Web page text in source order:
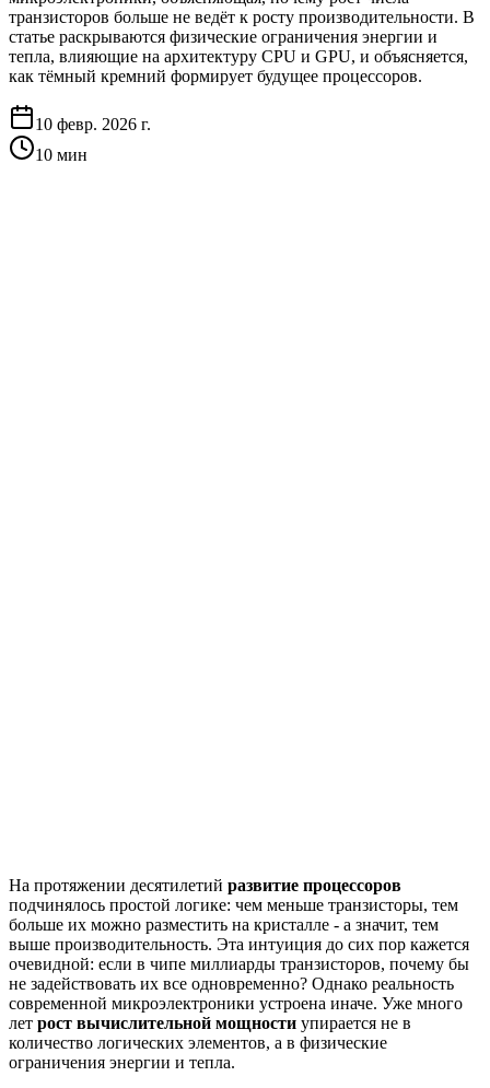
транзисторов больше не ведёт к росту производительности. В
статье раскрываются физические ограничения энергии и
тепла, влияющие на архитектуру CPU и GPU, и объясняется,
как тёмный кремний формирует будущее процессоров.
10 февр. 2026 г.
10 мин
На протяжении десятилетий развитие процессоров
подчинялось простой логике: чем меньше транзисторы, тем
больше их можно разместить на кристалле - а значит, тем
выше производительность. Эта интуиция до сих пор кажется
очевидной: если в чипе миллиарды транзисторов, почему бы
не задействовать их все одновременно? Однако реальность
современной микроэлектроники устроена иначе. Уже много
лет рост вычислительной мощности упирается не в
количество логических элементов, а в физические
ограничения энергии и тепла.